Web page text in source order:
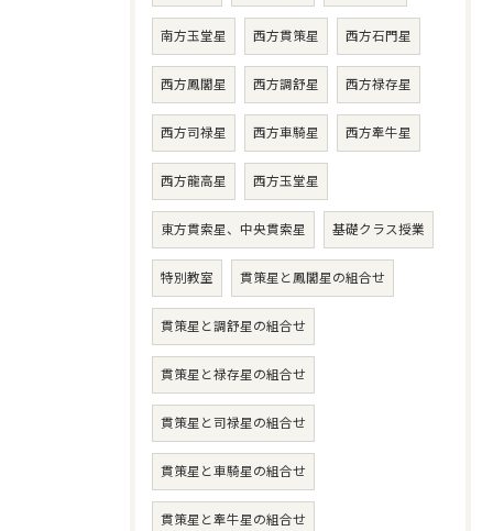
南方玉堂星 西方貫策星 西方石門星
西方鳳閣星 西方調舒星 西方禄存星
西方司禄星 西方車騎星 西方牽牛星
西方龍高星 西方玉堂星
東方貫索星、中央貫索星 基礎クラス授業
特別教室 貫策星と鳳閣星の組合せ
貫策星と調舒星の組合せ
貫策星と禄存星の組合せ
貫策星と司禄星の組合せ
貫策星と車騎星の組合せ
貫策星と牽牛星の組合せ